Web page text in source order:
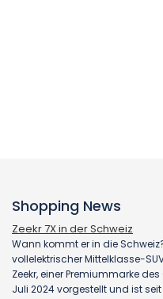
Shopping News
Zeekr 7X in der Schweiz
Wann kommt er in die
vollelektrischer Mittelklasse-
Zeekr, einer Premiummarke
Juli 2024 vorgestellt und ist